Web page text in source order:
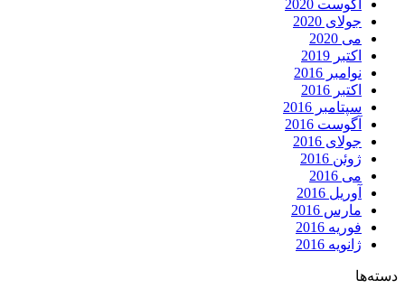
آگوست 2020
جولای 2020
می 2020
اکتبر 2019
نوامبر 2016
اکتبر 2016
سپتامبر 2016
آگوست 2016
جولای 2016
ژوئن 2016
می 2016
آوریل 2016
مارس 2016
فوریه 2016
ژانویه 2016
دسته‌ها